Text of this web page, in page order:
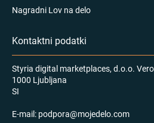
Nagradni Lov na delo
Kontaktni podatki
Styria digital marketplaces, d.o.o.
1000 Ljubljana
SI
E-mail: podpora@mojedelo.com